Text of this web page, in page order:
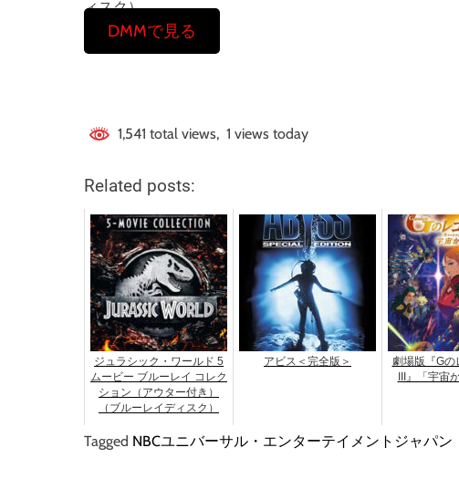
ィスク）
DMMで見る
1,541 total views, 1 views today
Related posts:
ジュラシック・ワールド 5
ムービー ブルーレイ コレク
ション（アウター付き）
（ブルーレイディスク）
アビス＜完全版＞
劇場版『Gの
III』「宇宙
Tagged NBCユニバーサル・エンターテイメントジャパン